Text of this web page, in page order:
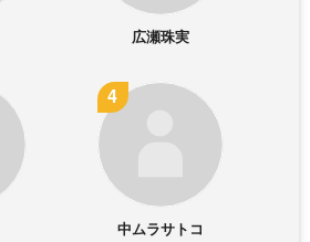
広瀬珠実
中ムラサトコ